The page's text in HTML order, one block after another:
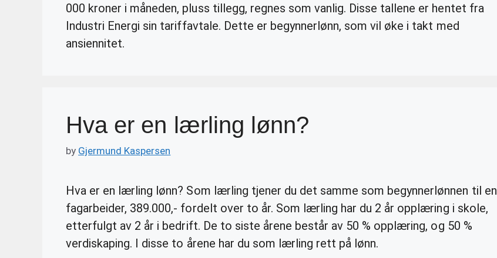
000 kroner i måneden, pluss tillegg, regnes som vanlig. Disse tallene er hentet fra
Industri Energi sin tariffavtale. Dette er begynnerlønn, som vil øke i takt med
ansiennitet.
Hva er en lærling lønn?
by Gjermund Kaspersen
Hva er en lærling lønn? Som lærling tjener du det samme som begynnerlønnen til en
fagarbeider, 389.000,- fordelt over to år. Som lærling har du 2 år opplæring i skole,
etterfulgt av 2 år i bedrift. De to siste årene består av 50 % opplæring, og 50 %
verdiskaping. I disse to årene har du som lærling rett på lønn.